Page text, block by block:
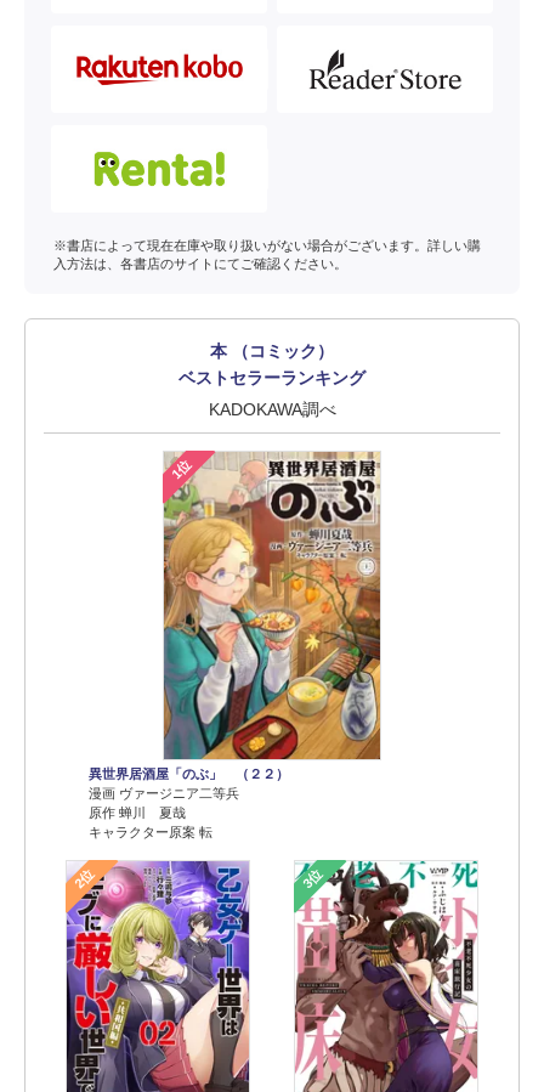
※書店によって現在在庫や取り扱いがない場合がございます。詳しい購
入方法は、各書店のサイトにてご確認ください。
本 （コミック）
ベストセラーランキング
KADOKAWA調べ
1位
異世界居酒屋「のぶ」 （２２）
漫画 ヴァージニア二等兵
原作 蝉川 夏哉
キャラクター原案 転
2位 3位